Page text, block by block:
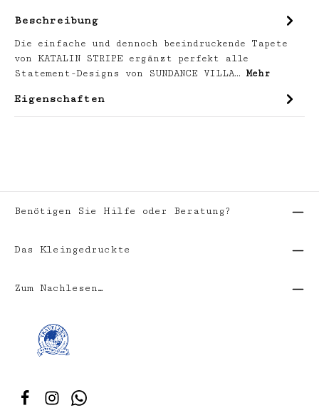
Beschreibung
Die einfache und dennoch beeindruckende Tapete
von KATALIN STRIPE ergänzt perfekt alle
Statement-Designs von SUNDANCE VILLA… Mehr
Eigenschaften
Benötigen Sie Hilfe oder Beratung?
Das Kleingedruckte
Zum Nachlesen…